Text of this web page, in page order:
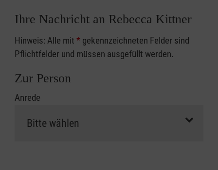
Ihre Nachricht an Rebecca Kittner
Hinweis: Alle mit * gekennzeichneten Felder sind
Pflichtfelder und müssen ausgefüllt werden.
Zur Person
Anrede